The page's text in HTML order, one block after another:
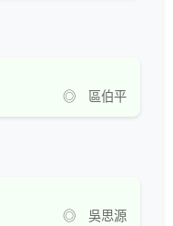
◎ 區伯平
◎ 吳思源